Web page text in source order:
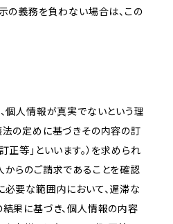
の義務を負わない場合は、この
個人情報が真実でないという理
法の定めに基づきその内容の訂
正等」といいます。）を求められ
からのご請求であることを確認
必要な範囲内において、遅滞な
結果に基づき、個人情報の内容